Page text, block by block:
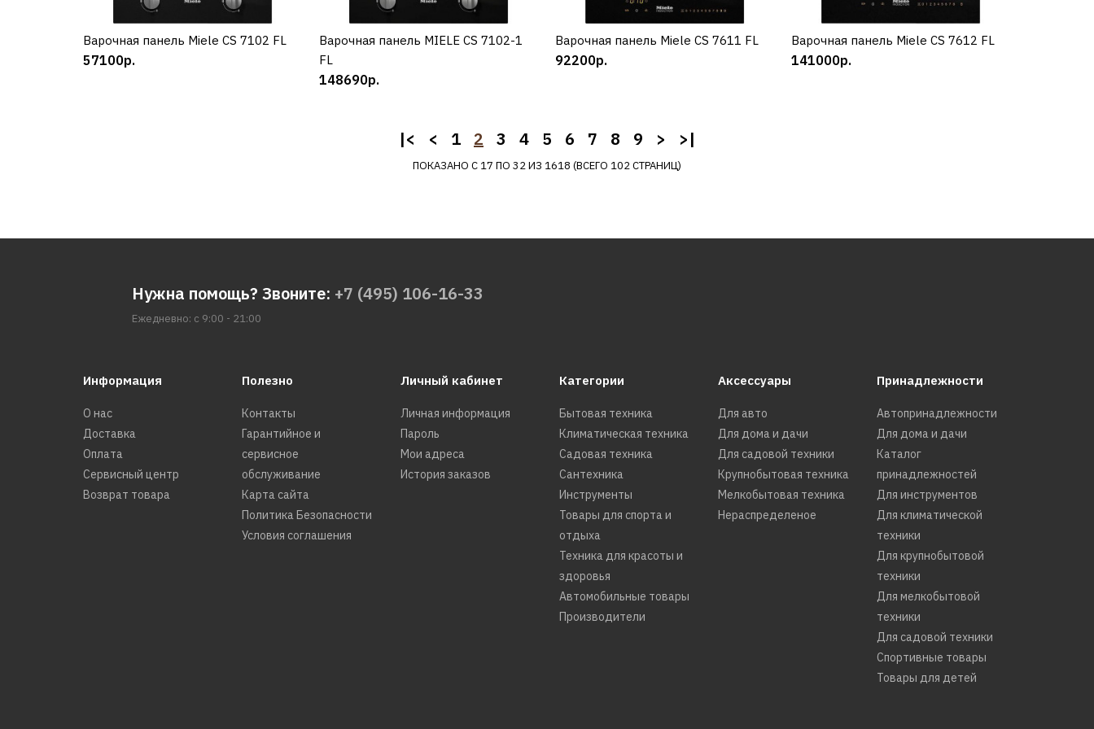
Вакуумный упаковщик
MIELE EVS 7010 GRGR
314930р.
КУПИТЬ
227430р.
КУПИТЬ
ДОБАВИТЬ К СРАВНЕНИЮ
ДОБАВИТЬ В ПОЖЕЛАНИЯ
Вакуумный упаковщик
MIELE EVS 7010 Pearlbeige
КУПИТЬ
Варочная панель Miele CS 7102 FL
57100р.
КУПИТЬ
Варочная панель MIELE CS 7102-1
FL
148690р.
КУПИТЬ
Варочная панель Miele CS 7611 FL
92200р.
КУПИТЬ
Варочная панель Miele CS 7612 FL
141000р.
|< < 1 2 3 4 5 6 7 8 9 > >|
ПОКАЗАНО С 17 ПО 32 ИЗ 1618 (ВСЕГО 102 СТРАНИЦ)
Нужна помощь? Звоните: +7 (495) 106-16-33
Ежедневно: с 9:00 - 21:00
Информация
О нас
Доставка
Оплата
Сервисный центр
Возврат товара
Полезно
Контакты
Гарантийное и
сервисное
обслуживание
Карта сайта
Политика Безопасности
Условия соглашения
Личный кабинет
Личная информация
Пароль
Мои адреса
История заказов
Категории
Бытовая техника
Климатическая техника
Садовая техника
Сантехника
Инструменты
Товары для спорта и
отдыха
Техника для красоты и
здоровья
Автомобильные товары
Производители
Аксессуары
Для авто
Для дома и дачи
Для садовой техники
Крупнобытовая техника
Мелкобытовая техника
Нераспределеное
Принадлежности
Автопринадлежности
Для дома и дачи
Каталог
принадлежностей
Для инструментов
Для климатической
техники
Для крупнобытовой
техники
Для мелкобытовой
техники
Для садовой техники
Спортивные товары
Товары для детей